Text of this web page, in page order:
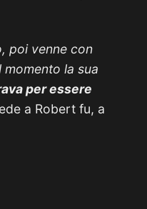
poi venne con
la sua
per essere
a Robert fu, a